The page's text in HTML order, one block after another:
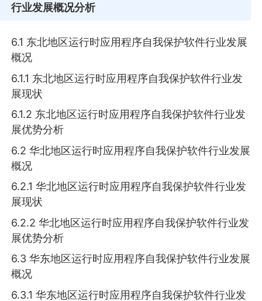
行业发展概况分析
6.1 东北地区运行时应用程序自我保护软件行业发展
概况
6.1.1 东北地区运行时应用程序自我保护软件行业发
展现状
6.1.2 东北地区运行时应用程序自我保护软件行业发
展优势分析
6.2 华北地区运行时应用程序自我保护软件行业发展
概况
6.2.1 华北地区运行时应用程序自我保护软件行业发
展现状
6.2.2 华北地区运行时应用程序自我保护软件行业发
展优势分析
6.3 华东地区运行时应用程序自我保护软件行业发展
概况
6.3.1 华东地区运行时应用程序自我保护软件行业发